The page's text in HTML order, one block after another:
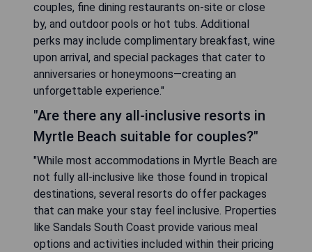
couples, fine dining restaurants on-site or close
by, and outdoor pools or hot tubs. Additional
perks may include complimentary breakfast, wine
upon arrival, and special packages that cater to
anniversaries or honeymoons—creating an
unforgettable experience."
"Are there any all-inclusive resorts in
Myrtle Beach suitable for couples?"
"While most accommodations in Myrtle Beach are
not fully all-inclusive like those found in tropical
destinations, several resorts do offer packages
that can make your stay feel inclusive. Properties
like Sandals South Coast provide various meal
options and activities included within their pricing